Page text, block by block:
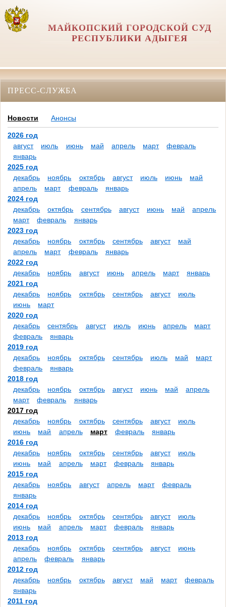
МАЙКОПСКИЙ ГОРОДСКОЙ СУД
РЕСПУБЛИКИ АДЫГЕЯ
ПРЕСС-СЛУЖБА
Новости Анонсы
2026 год
август
июль июнь май апрель март
февраль
январь
2025 год
декабрь
ноябрь октябрь август июль июнь
май
апрель
март февраль
январь
2024 год
декабрь
октябрь сентябрь август июнь май
апрель
март
февраль
январь
2023 год
декабрь
ноябрь октябрь сентябрь август
май
апрель
март февраль
январь
2022 год
декабрь
ноябрь август июнь апрель март
январь
2021 год
декабрь
ноябрь октябрь сентябрь август
июль
июнь
март
2020 год
декабрь
сентябрь август июль июнь апрель
март
февраль
январь
2019 год
декабрь
ноябрь октябрь сентябрь июль май
март
февраль
январь
2018 год
декабрь
ноябрь октябрь август июнь май
апрель
март
февраль
январь
2017 год
декабрь
ноябрь октябрь сентябрь август
июль
июнь
май апрель март февраль
январь
2016 год
декабрь
ноябрь октябрь сентябрь август
июль
июнь
май апрель март февраль
январь
2015 год
декабрь
ноябрь август апрель март
февраль
январь
2014 год
декабрь
ноябрь октябрь сентябрь август
июль
июнь
май апрель март февраль
январь
2013 год
декабрь
ноябрь октябрь сентябрь август
июнь
апрель
февраль
январь
2012 год
декабрь
ноябрь октябрь август май март
февраль
январь
2011 год